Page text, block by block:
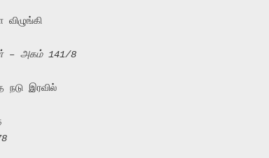
– அகம் 141/8
நடு இரவில்